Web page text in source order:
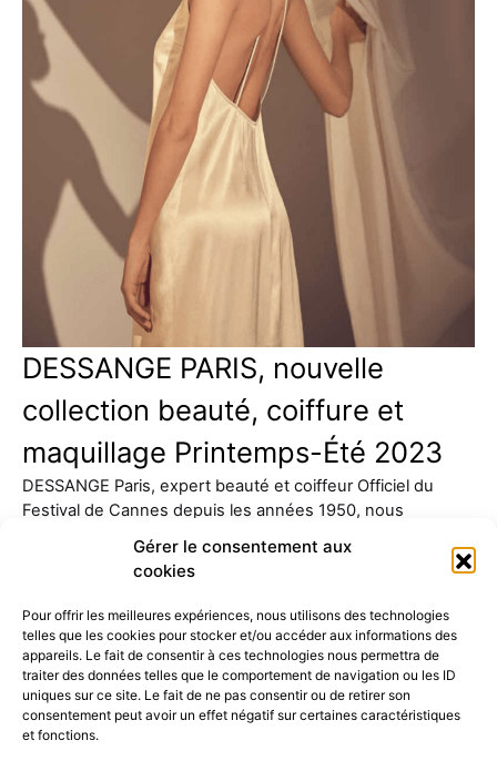
Gérer le consentement aux
cookies
Pour offrir les meilleures expériences, nous utilisons des technologies
telles que les cookies pour stocker et/ou accéder aux informations des
appareils. Le fait de consentir à ces technologies nous permettra de
traiter des données telles que le comportement de navigation ou les ID
uniques sur ce site. Le fait de ne pas consentir ou de retirer son
consentement peut avoir un effet négatif sur certaines caractéristiques
et fonctions.
DESSANGE PARIS, nouvelle
collection beauté, coiffure et
maquillage Printemps-Été 2023
DESSANGE Paris, expert beauté et coiffeur Officiel du
Festival de Cannes depuis les années 1950, nous
52K 15K